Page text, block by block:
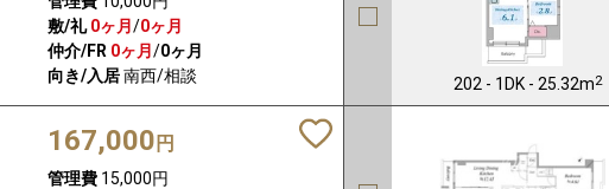
敷/礼 0ヶ月/0ヶ月
仲介/FR 0ヶ月/0ヶ月
向き/入居南西/相談 202 - 1DK - 25.32m2
167,000 円
管理費15,000円